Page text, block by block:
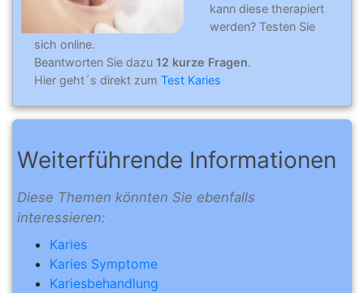
kann diese therapiert
werden? Testen Sie
sich online.
Beantworten Sie dazu 12 kurze Fragen.
Hier geht´s direkt zum Test Karies
Weiterführende Informationen
Diese Themen könnten Sie ebenfalls
interessieren:
Karies
Karies Symptome
Kariesbehandlung